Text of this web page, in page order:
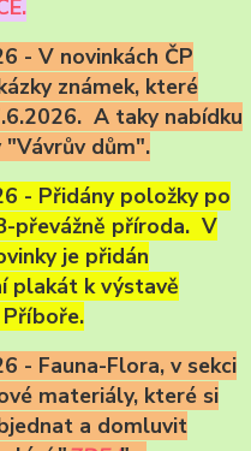
- V novinkách ČP
známek, které
A taky nabídku
"Vávrův dům".
- Přidány položky po
převážně příroda. V
je přidán
plakát k výstavě
- Fauna-Flora, v sekci
materiály, které si
a domluvit